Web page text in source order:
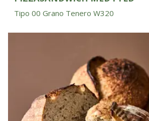
Tipo 00 Grano Tenero W320